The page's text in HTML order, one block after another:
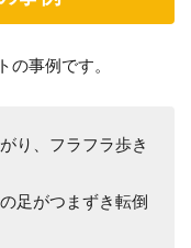
の事例です。
り、フラフラ歩き
足がつまずき転倒